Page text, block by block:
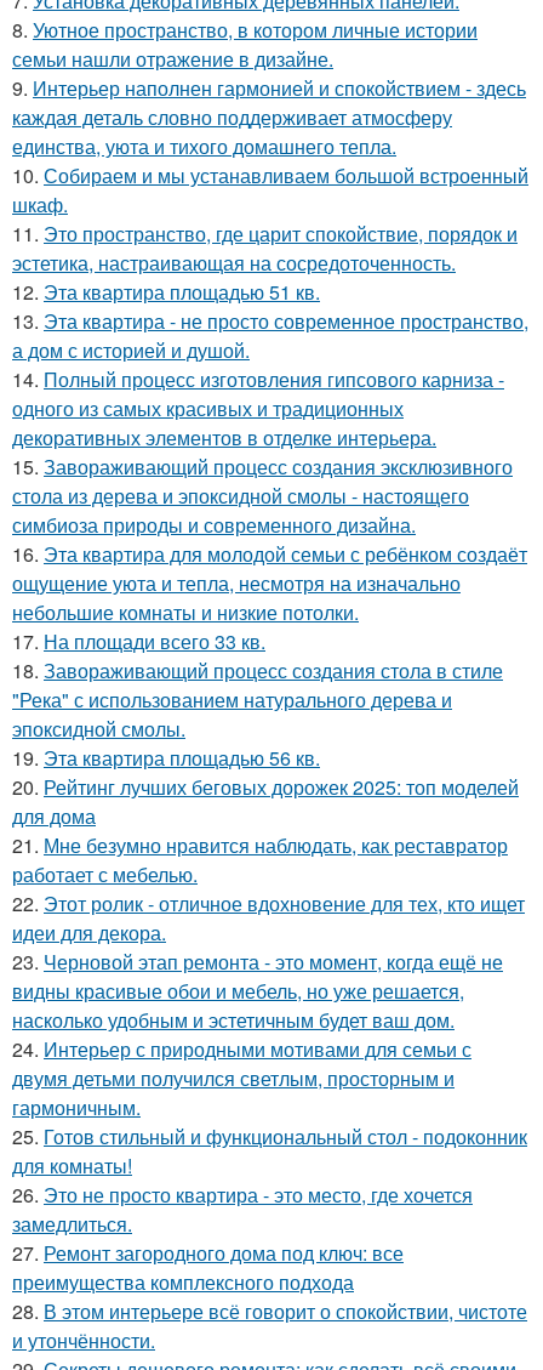
8. Уютное пространство, в котором личные истории
семьи нашли отражение в дизайне.
9. Интерьер наполнен гармонией и спокойствием - здесь
каждая деталь словно поддерживает атмосферу
единства, уюта и тихого домашнего тепла.
10. Собираем и мы устанавливаем большой встроенный
шкаф.
11. Это пространство, где царит спокойствие, порядок и
эстетика, настраивающая на сосредоточенность.
12. Эта квартира площадью 51 кв.
13. Эта квартира - не просто современное пространство,
а дом с историей и душой.
14. Полный процесс изготовления гипсового карниза -
одного из самых красивых и традиционных
декоративных элементов в отделке интерьера.
15. Завораживающий процесс создания эксклюзивного
стола из дерева и эпоксидной смолы - настоящего
симбиоза природы и современного дизайна.
16. Эта квартира для молодой семьи с ребёнком создаёт
ощущение уюта и тепла, несмотря на изначально
небольшие комнаты и низкие потолки.
17. На площади всего 33 кв.
18. Завораживающий процесс создания стола в стиле
"Река" с использованием натурального дерева и
эпоксидной смолы.
19. Эта квартира площадью 56 кв.
20. Рейтинг лучших беговых дорожек 2025: топ моделей
для дома
21. Мне безумно нравится наблюдать, как реставратор
работает с мебелью.
22. Этот ролик - отличное вдохновение для тех, кто ищет
идеи для декора.
23. Черновой этап ремонта - это момент, когда ещё не
видны красивые обои и мебель, но уже решается,
насколько удобным и эстетичным будет ваш дом.
24. Интерьер с природными мотивами для семьи с
двумя детьми получился светлым, просторным и
гармоничным.
25. Готов стильный и функциональный стол - подоконник
для комнаты!
26. Это не просто квартира - это место, где хочется
замедлиться.
27. Ремонт загородного дома под ключ: все
преимущества комплексного подхода
28. В этом интерьере всё говорит о спокойствии, чистоте
и утончённости.